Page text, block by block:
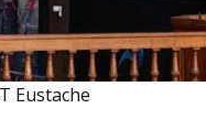
Eustache